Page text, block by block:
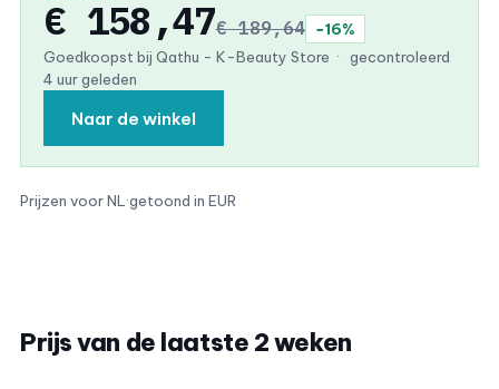
€ 158,47€ 189,64
−16%
Goedkoopst bij Qathu - K-Beauty Store ·
gecontroleerd
4 uur geleden
Naar de winkel
Prijzen voor NL ·getoond in EUR
Prijs van de laatste 2 weken